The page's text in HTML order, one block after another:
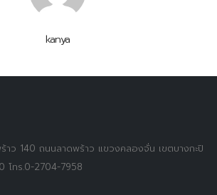
kanya
าว 140 ถนนลาดพร้าว แขวงคลองจั่น เขตบางกะปิ
โทร.0-2704-7958